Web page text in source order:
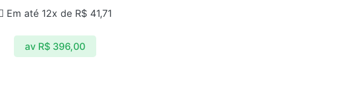
Em até 12x de R$ 41,71
av R$ 396,00